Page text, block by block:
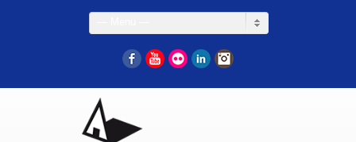
FacebookYouTube
Flickr LinkedIn